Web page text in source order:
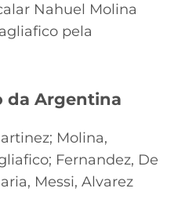
Nahuel Molina
pela
da Argentina
Molina,
Fernandez, De
Messi, Alvarez